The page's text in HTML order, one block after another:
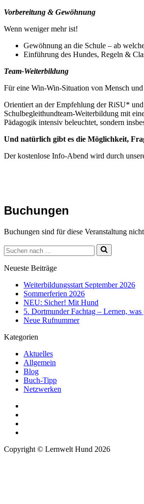
Vorbereitung & Gewöhnung
Wenn weniger mehr ist!
Gewöhnung an die Schule – ab
Einführung des Hundes, Regeln &
Team-Weiterbildung
Für eine Win-Win-Situation von Mensch
Orientiert an der Empfehlung der RiSU* und
Schulbegleithundteam-Weiterbildung mit
Pädagogik intensiv beleuchtet, sondern
Und natürlich gibt es die Möglichkeit,
Der kostenlose Info-Abend wird durch
Buchungen
Buchungen sind für diese Veranstaltung
Suchen
nach …
Neueste Beiträge
Weiterbildungsstart September 2026
Sommerferien 2026
NEU: Sicher! Mit Hund
5. Dortmunder Fachtag – Lernen, was
Neue Rufnummer
Kategorien
Aktuelles
Allgemein
Blog
Buch-Tipp
Netzwerken
Copyright © Lernwelt Hund 2026